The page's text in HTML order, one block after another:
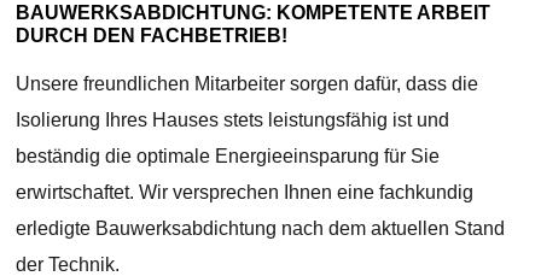
BAUWERKSABDICHTUNG: KOMPETENTE ARBEIT
DURCH DEN FACHBETRIEB!
Unsere freundlichen Mitarbeiter sorgen dafür, dass die
Isolierung Ihres Hauses stets leistungsfähig ist und
beständig die optimale Energieeinsparung für Sie
erwirtschaftet. Wir versprechen Ihnen eine fachkundig
erledigte Bauwerksabdichtung nach dem aktuellen Stand
der Technik.